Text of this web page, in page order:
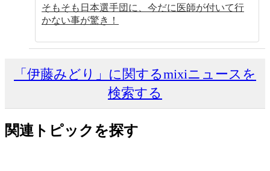
そもそも日本選手団に、今だに医師が付いて行
かない事が驚き！
「伊藤みどり」に関するmixiニュースを
検索する
関連トピックを探す